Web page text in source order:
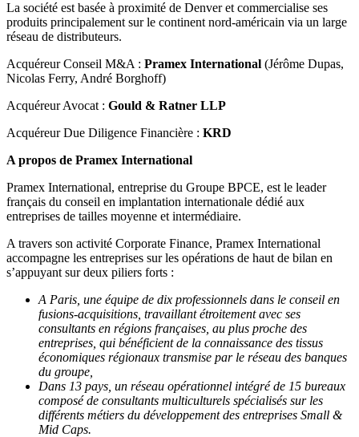
La société est basée à proximité de Denver et commercialise ses
produits principalement sur le continent nord-américain via un large
réseau de distributeurs.
Acquéreur Conseil M&A : Pramex International (Jérôme Dupas,
Nicolas Ferry, André Borghoff)
Acquéreur Avocat : Gould & Ratner LLP
Acquéreur Due Diligence Financière : KRD
A propos de Pramex International
Pramex International, entreprise du Groupe BPCE, est le leader
français du conseil en implantation internationale dédié aux
entreprises de tailles moyenne et intermédiaire.
A travers son activité Corporate Finance, Pramex International
accompagne les entreprises sur les opérations de haut de bilan en
s’appuyant sur deux piliers forts :
A Paris, une équipe de dix professionnels dans le conseil en
fusions-acquisitions, travaillant étroitement avec ses
consultants en régions françaises, au plus proche des
entreprises, qui bénéficient de la connaissance des tissus
économiques régionaux transmise par le réseau des banques
du groupe,
Dans 13 pays, un réseau opérationnel intégré de 15 bureaux
composé de consultants multiculturels spécialisés sur les
différents métiers du développement des entreprises Small &
Mid Caps.